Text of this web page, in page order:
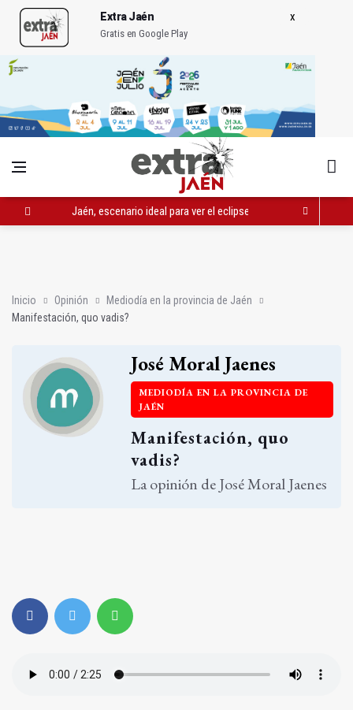
Extra Jaén
Gratis en Google Play
Jaén, escenario ideal para ver el eclipse solar del 12 de agosto
Inicio Opinión
Mediodía en la provincia de Jaén
Manifestación, quo vadis?
José Moral Jaenes
MEDIODÍA EN LA PROVINCIA DE
JAÉN
Manifestación, quo
vadis?
La opinión de José Moral Jaenes